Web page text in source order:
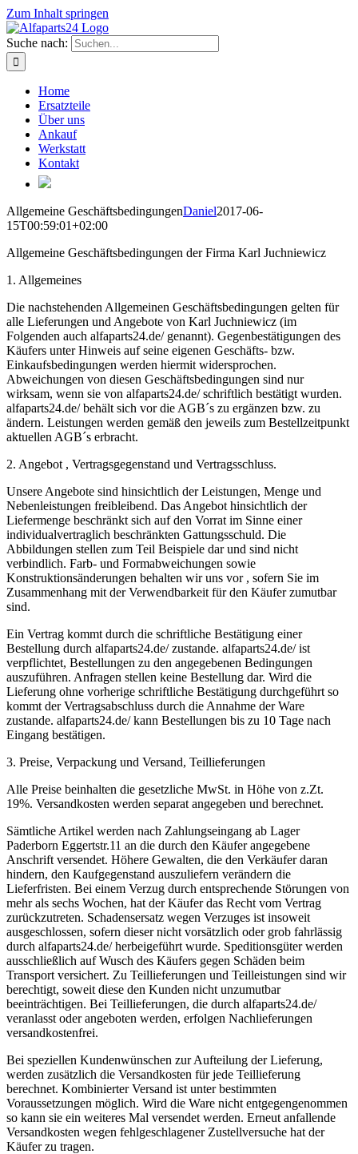
Zum Inhalt springen
Suche nach:
Home
Ersatzteile
Über uns
Ankauf
Werkstatt
Kontakt
Allgemeine GeschäftsbedingungenDaniel2017-06-
15T00:59:01+02:00
Allgemeine Geschäftsbedingungen der Firma Karl Juchniewicz
1. Allgemeines
Die nachstehenden Allgemeinen Geschäftsbedingungen gelten für
alle Lieferungen und Angebote von Karl Juchniewicz (im
Folgenden auch alfaparts24.de/ genannt). Gegenbestätigungen des
Käufers unter Hinweis auf seine eigenen Geschäfts- bzw.
Einkaufsbedingungen werden hiermit widersprochen.
Abweichungen von diesen Geschäftsbedingungen sind nur
wirksam, wenn sie von alfaparts24.de/ schriftlich bestätigt wurden.
alfaparts24.de/ behält sich vor die AGB´s zu ergänzen bzw. zu
ändern. Leistungen werden gemäß den jeweils zum Bestellzeitpunkt
aktuellen AGB´s erbracht.
2. Angebot , Vertragsgegenstand und Vertragsschluss.
Unsere Angebote sind hinsichtlich der Leistungen, Menge und
Nebenleistungen freibleibend. Das Angebot hinsichtlich der
Liefermenge beschränkt sich auf den Vorrat im Sinne einer
individualvertraglich beschränkten Gattungsschuld. Die
Abbildungen stellen zum Teil Beispiele dar und sind nicht
verbindlich. Farb- und Formabweichungen sowie
Konstruktionsänderungen behalten wir uns vor , sofern Sie im
Zusammenhang mit der Verwendbarkeit für den Käufer zumutbar
sind.
Ein Vertrag kommt durch die schriftliche Bestätigung einer
Bestellung durch alfaparts24.de/ zustande. alfaparts24.de/ ist
verpflichtet, Bestellungen zu den angegebenen Bedingungen
auszuführen. Anfragen stellen keine Bestellung dar. Wird die
Lieferung ohne vorherige schriftliche Bestätigung durchgeführt so
kommt der Vertragsabschluss durch die Annahme der Ware
zustande. alfaparts24.de/ kann Bestellungen bis zu 10 Tage nach
Eingang bestätigen.
3. Preise, Verpackung und Versand, Teillieferungen
Alle Preise beinhalten die gesetzliche MwSt. in Höhe von z.Zt.
19%. Versandkosten werden separat angegeben und berechnet.
Sämtliche Artikel werden nach Zahlungseingang ab Lager
Paderborn Eggertstr.11 an die durch den Käufer angegebene
Anschrift versendet. Höhere Gewalten, die den Verkäufer daran
hindern, den Kaufgegenstand auszuliefern verändern die
Lieferfristen. Bei einem Verzug durch entsprechende Störungen von
mehr als sechs Wochen, hat der Käufer das Recht vom Vertrag
zurückzutreten. Schadensersatz wegen Verzuges ist insoweit
ausgeschlossen, sofern dieser nicht vorsätzlich oder grob fahrlässig
durch alfaparts24.de/ herbeigeführt wurde. Speditionsgüter werden
ausschließlich auf Wusch des Käufers gegen Schäden beim
Transport versichert. Zu Teillieferungen und Teilleistungen sind wir
berechtigt, soweit diese den Kunden nicht unzumutbar
beeinträchtigen. Bei Teillieferungen, die durch alfaparts24.de/
veranlasst oder angeboten werden, erfolgen Nachlieferungen
versandkostenfrei.
Bei speziellen Kundenwünschen zur Aufteilung der Lieferung,
werden zusätzlich die Versandkosten für jede Teillieferung
berechnet. Kombinierter Versand ist unter bestimmten
Voraussetzungen möglich. Wird die Ware nicht entgegengenommen
so kann sie ein weiteres Mal versendet werden. Erneut anfallende
Versandkosten wegen fehlgeschlagener Zustellversuche hat der
Käufer zu tragen.